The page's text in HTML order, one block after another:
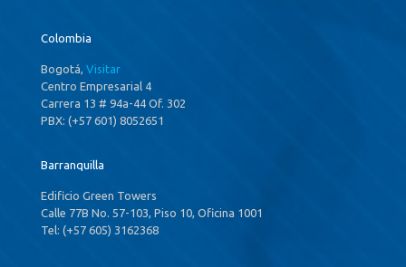
Colombia
Bogotá, Visitar
Centro Empresarial 4
Carrera 13 # 94a-44 Of. 302
PBX: (+57 601) 8052651
Barranquilla
Edificio Green Towers
Calle 77B No. 57-103, Piso 10, Oficina 1001
Tel: (+57 605) 3162368